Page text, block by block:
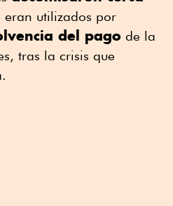
eran utilizados por
del pago de la
tras la crisis que